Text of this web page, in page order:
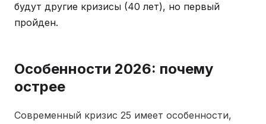
будут другие кризисы (40 лет), но первый
пройден.
Особенности 2026: почему
острее
Современный кризис 25 имеет особенности,